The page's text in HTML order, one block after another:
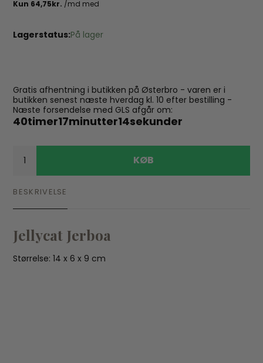
Lagerstatus:På lager
Gratis afhentning i butikken på Østerbro - varen er i
butikken senest næste hverdag kl. 10 efter bestilling -
Næste forsendelse med GLS afgår om:
40timer17minutter14sekunder
KØB
BESKRIVELSE
Jellycat Jerboa
Størrelse: 14 x 6 x 9 cm